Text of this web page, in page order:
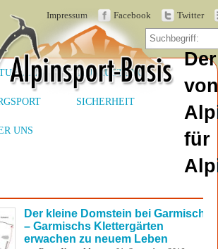
von
für
Impressum Facebook Twitter
AUSRÜSTUNG
SICHERHEIT
UNS
Der kleine Domstein bei Garmisch
– Garmischs Klettergärten
erwachen zu neuem Leben